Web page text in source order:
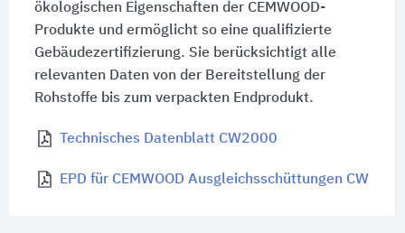
ökologischen Eigenschaften der CEMWOOD-
Produkte und ermöglicht so eine qualifizierte
Gebäudezertifizierung. Sie berücksichtigt alle
relevanten Daten von der Bereitstellung der
Rohstoffe bis zum verpackten Endprodukt.
Technisches Datenblatt CW2000
EPD für CEMWOOD Ausgleichsschüttungen CW